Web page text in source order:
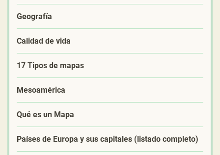
Geografía
Calidad de vida
17 Tipos de mapas
Mesoamérica
Qué es un Mapa
Países de Europa y sus capitales (listado completo)